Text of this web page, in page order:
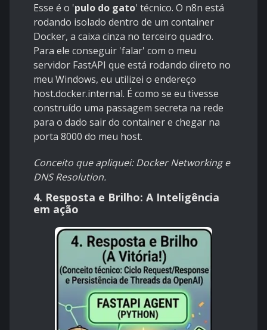
Esse é o 'pulo do gato' técnico. O n8n está
rodando isolado dentro de um container
Docker, a caixa cinza no terceiro quadro.
Para ele conseguir 'falar' com o meu
servidor FastAPI que está rodando direto no
meu Windows, eu utilizei o endereço
host.docker.internal. É como se eu tivesse
construído uma passagem secreta na rede
para o dado sair do container e chegar na
porta 8000 do meu host.
Conceito que apliquei: Docker Networking e
DNS Resolution.
4. Resposta e Brilho: A Inteligência
em ação